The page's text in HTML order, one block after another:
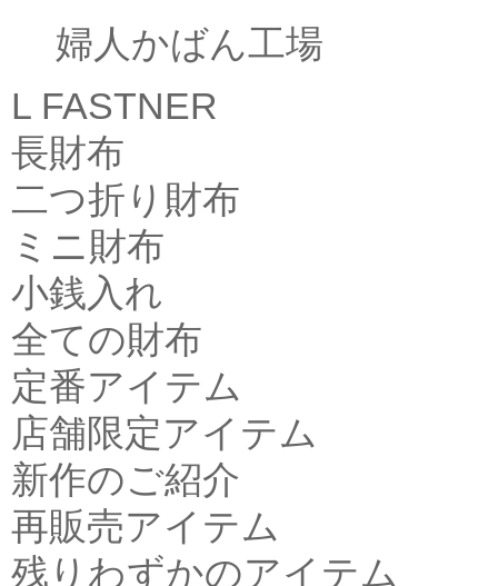
婦人かばん工場
L FASTNER
長財布
二つ折り財布
ミニ財布
小銭入れ
全ての財布
定番アイテム
店舗限定アイテム
新作のご紹介
再販売アイテム
残りわずかのアイテム